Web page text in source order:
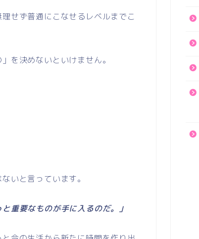
せず普通にこなせるレベルまでこ
を決めないといけません。
いと言っています。
重要なものが手に入るのだ。」